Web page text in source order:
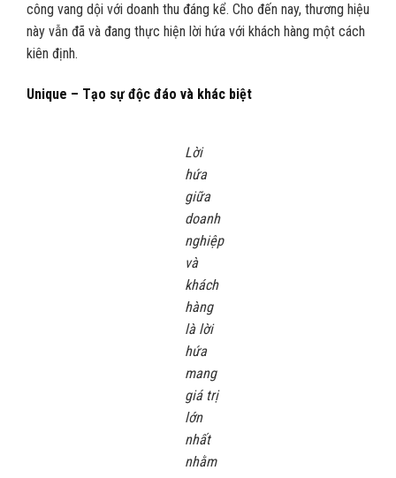
công vang dội với doanh thu đáng kể. Cho đến nay, thương hiệu
này vẫn đã và đang thực hiện lời hứa với khách hàng một cách
kiên định.
Unique – Tạo sự độc đáo và khác biệt
Lời
hứa
giữa
doanh
nghiệp
và
khách
hàng
là lời
hứa
mang
giá trị
lớn
nhất
nhằm